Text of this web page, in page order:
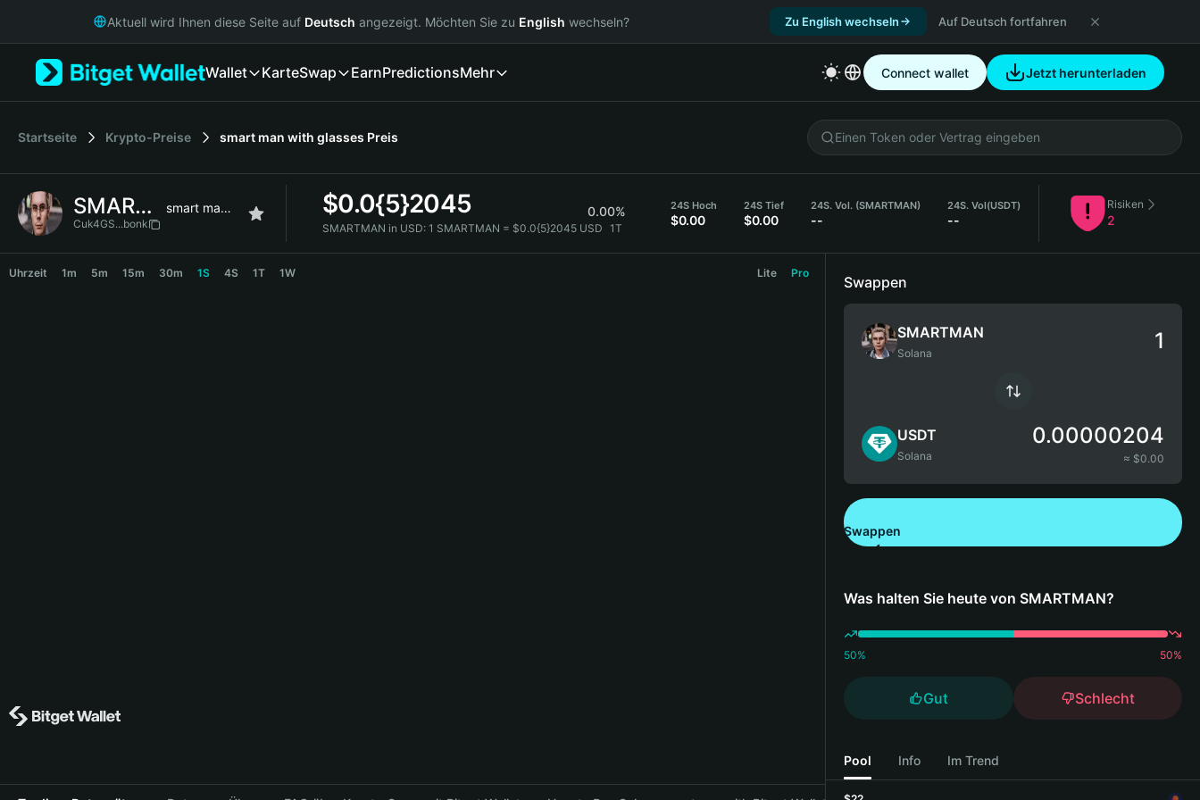
Русский
Italiano
简体中文
繁體中文
Bahasa Indonesia
Aktuell wird Ihnen diese Seite auf Deutsch angezeigt. Möchten Sie zu English wechseln? Zu English wechseln Auf Deutsch fortfahren
Wallet KarteSwap EarnPredictionsMehr Connect wallet Jetzt herunterladen
Startseite Krypto-Preise smart man with glasses Preis
SMARTMAN smart man with glasses
Cuk4GS...bonk
$0.0{5}2045 0.00%
SMARTMAN in USD: 1 SMARTMAN = $0.0{5}2045 USD 1T
24S Hoch
$0.00
24S Tief
$0.00
24S. Vol. (SMARTMAN)
--
24S. Vol(USDT)
--
Risiken
2
Uhrzeit 1m 5m 15m 30m 1S 4S 1T 1W Lite Pro
Swappen
SMARTMAN
Solana
USDT
Solana
0.00000204
≈ $0.00
Swappen
Was halten Sie heute von SMARTMAN?
50% 50%
Gut Schlecht
Pool Info Im Trend